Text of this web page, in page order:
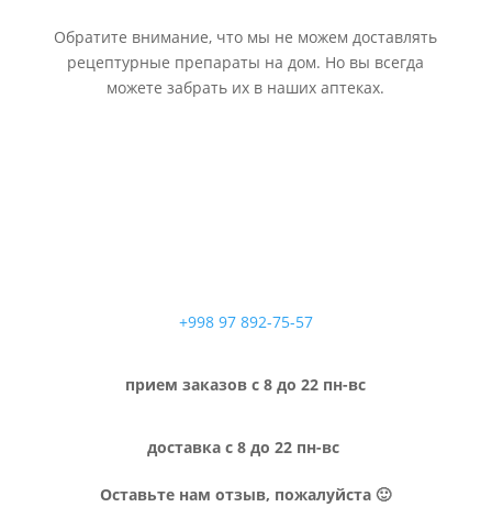
Обратите внимание, что мы не можем доставлять
рецептурные препараты на дом. Но вы всегда
можете забрать их в наших аптеках.
+998 97 892-75-57
прием заказов с 8 до 22 пн-вс
доставка с 8 до 22 пн-вс
Оставьте нам отзыв, пожалуйста 🙂